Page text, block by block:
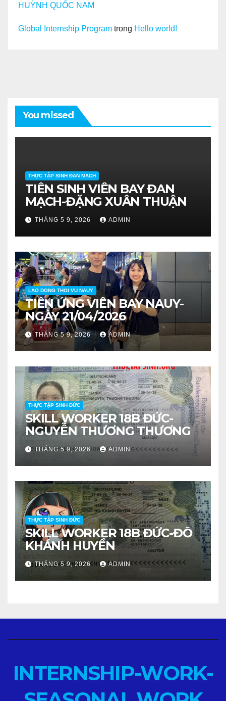
HUỲNH QUỐC NAM
Global Internship Program trong Hello world!
You missed
THỰC TẬP SINH ĐAN MẠCH
TIỄN SINH VIÊN BAY ĐAN
MẠCH-ĐẶNG XUÂN THUẬN
THÁNG 5 9, 2026 ADMIN
LAO DONG THOI VU NAUY
TIỄN ỨNG VIÊN BAY NAUY-
NGÀY 21/04/2026
THÁNG 5 9, 2026 ADMIN
THỰC TẬP SINH ĐỨC
SKILL WORKER 18B ĐỨC-
NGUYỄN THƯƠNG THƯƠNG
THÁNG 5 9, 2026 ADMIN
THỰC TẬP SINH ĐỨC
SKILL WORKER 18B ĐỨC-ĐỖ
KHÁNH HUYỀN
THÁNG 5 9, 2026 ADMIN
INTERNSHIP-WORK-